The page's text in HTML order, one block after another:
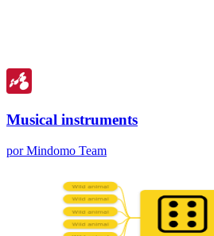
Musical instruments
por Mindomo Team